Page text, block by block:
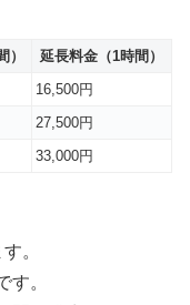
延長料金（1時間）
16,500円
27,500円
33,000円
。
す。